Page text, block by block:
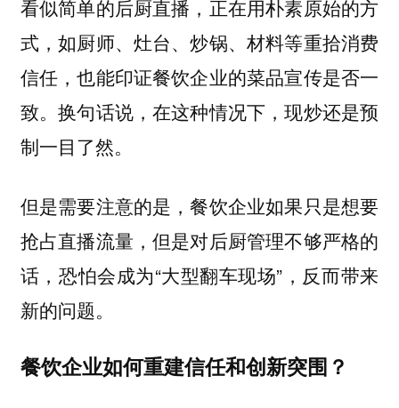
看似简单的后厨直播，正在用朴素原始的方
式，如厨师、灶台、炒锅、材料等重拾消费
信任，也能印证餐饮企业的菜品宣传是否一
致。换句话说，在这种情况下，现炒还是预
制一目了然。
但是需要注意的是，餐饮企业如果只是想要
抢占直播流量，但是对后厨管理不够严格的
话，恐怕会成为“大型翻车现场”，反而带来
新的问题。
餐饮企业如何重建信任和创新突围？